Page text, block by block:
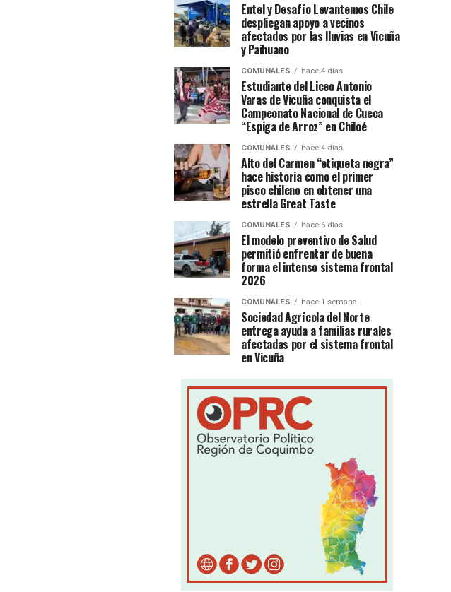
Entel y Desafío Levantemos Chile
despliegan apoyo a vecinos
afectados por las lluvias en Vicuña
y Paihuano
COMUNALES hace 4 días
Estudiante del Liceo Antonio
Varas de Vicuña conquista el
Campeonato Nacional de Cueca
“Espiga de Arroz” en Chiloé
COMUNALES hace 4 días
Alto del Carmen “etiqueta negra”
hace historia como el primer
pisco chileno en obtener una
estrella Great Taste
COMUNALES hace 6 días
El modelo preventivo de Salud
permitió enfrentar de buena
forma el intenso sistema frontal
2026
COMUNALES hace 1 semana
Sociedad Agrícola del Norte
entrega ayuda a familias rurales
afectadas por el sistema frontal
en Vicuña